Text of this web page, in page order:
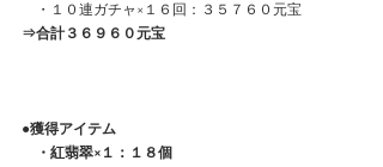
・１０連ガチャ×１６回：３５７６０元宝
⇒合計３６９６０元宝
●獲得アイテム
・紅翡翠×１：１８個